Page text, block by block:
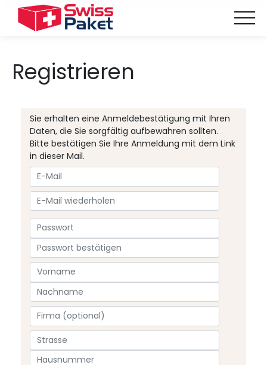
Registrieren
Sie erhalten eine Anmeldebestätigung mit Ihren
Daten, die Sie sorgfältig aufbewahren sollten.
Bitte bestätigen Sie Ihre Anmeldung mit dem Link
in dieser Mail.